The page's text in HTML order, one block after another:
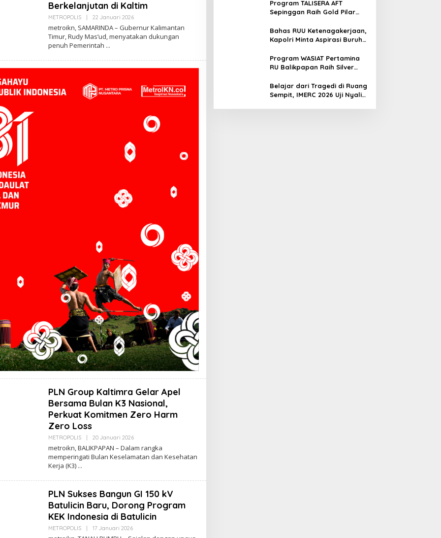
Berkelanjutan di Kaltim
METROPOLIS 22 Januari 2026Oleh
Web
metroikn, SAMARINDA – Gubernur Kalimantan
Timur, Rudy Mas’ud, menyatakan dukungan
penuh Pemerintah
PLN Group Kaltimra Gelar Apel
Bersama Bulan K3 Nasional,
Perkuat Komitmen Zero Harm
Zero Loss
METROPOLIS | 20 Januari 2026Oleh
Web
metroikn, BALIKPAPAN – Dalam rangka
memperingati Bulan Keselamatan dan Kesehatan
Kerja (K3)
PLN Sukses Bangun GI 150 kV
Batulicin Baru, Dorong Program
KEK Indonesia di Batulicin
METROPOLIS | 17 Januari 2026Oleh
Program TALISERA AFT
Sepinggan Raih Gold Pilar
2026
Bahas RUU Ketenagakerjaan,
Kapolri Minta Aspirasi Buruh
Program WASIAT Pertamina
RU Balikpapan Raih Silver
Kesehatan Berbasis Warga
Belajar dari Tragedi di Ruang
Sempit, IMERC 2026 Uji Nyali